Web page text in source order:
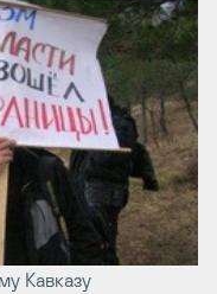
Кавказу